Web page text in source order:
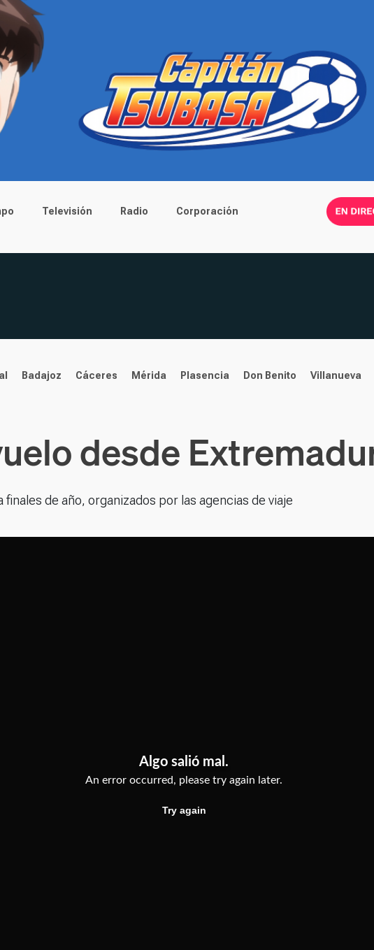
Televisión Radio Corporación
Badajoz Cáceres Mérida Plasencia Don Benito Villanueva
desde
de año, organizados por las agencias de viaje